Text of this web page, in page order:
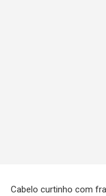
Cabelo curtinho com